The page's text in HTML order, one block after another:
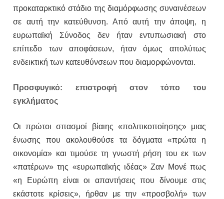
προκαταρκτικό στάδιο της διαμόρφωσης συναινέσεων
σε αυτή την κατεύθυνση. Από αυτή την άποψη, η
ευρωπαϊκή Σύνοδος δεν ήταν εντυπωσιακή στο
επίπεδο των αποφάσεων, ήταν όμως απολύτως
ενδεικτική των κατευθύνσεων που διαμορφώνονται.
Προσφυγικό: επιστροφή στον τόπο του
εγκλήματος
Οι πρώτοι σπασμοί βίαιης «πολιτικοποίησης» μιας
ένωσης που ακολουθούσε τα δόγματα «πρώτα η
οικονομία» και τιμούσε τη γνωστή ρήση του εκ των
«πατέρων» της «ευρωπαϊκής ιδέας» Ζαν Μονέ πως
«η Ευρώπη είναι οι απαντήσεις που δίνουμε στις
εκάστοτε κρίσεις», ήρθαν με την «προσβολή» των